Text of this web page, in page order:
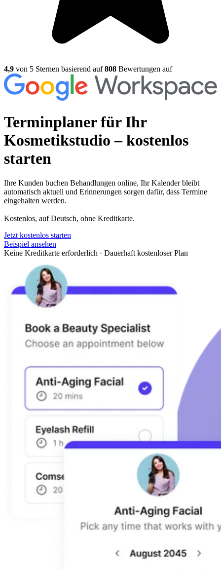
4,9 von 5 Sternen basierend auf808 Bewertungen auf
Terminplaner für Ihr
Kosmetikstudio – kostenlos
starten
Ihre Kunden buchen Behandlungen online, Ihr Kalender bleibt
automatisch aktuell und Erinnerungen sorgen dafür, dass Termine
eingehalten werden.
Kostenlos, auf Deutsch, ohne Kreditkarte.
Jetzt kostenlos starten
Beispiel ansehen
Keine Kreditkarte erforderlich · Dauerhaft kostenloser Plan